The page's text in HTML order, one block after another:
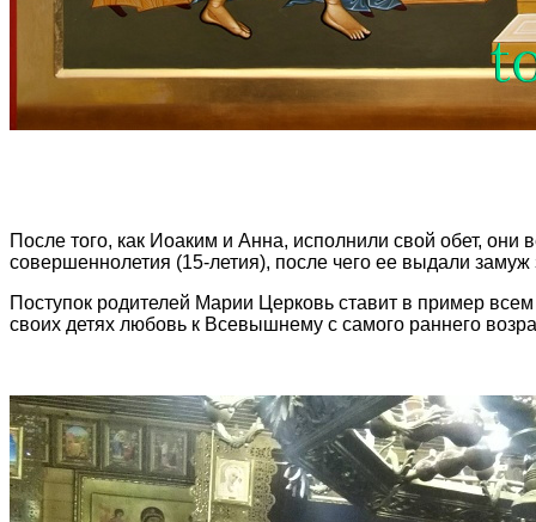
После того, как Иоаким и Анна, исполнили свой обет,
совершеннолетия (15-летия), после чего ее выдали
Поступок родителей Марии Церковь ставит в пример
своих детях любовь к Всевышнему с самого раннего